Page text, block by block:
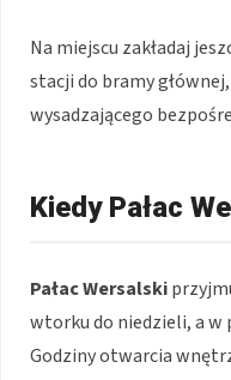
Na miejscu zakładaj
stacji do bramy
wysadzającego
Kiedy Pałac
Pałac Wersalski
wtorku do niedzieli, a w
Godziny otwarcia